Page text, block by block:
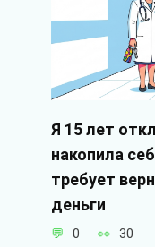
Я 15 лет
накопила
требует
деньги
0 30